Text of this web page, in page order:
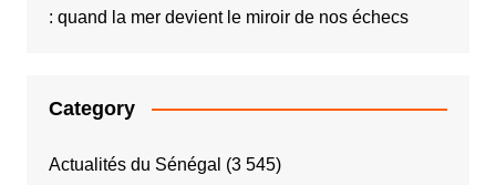
: quand la mer devient le miroir de nos échecs
Category
Actualités du Sénégal (3 545)